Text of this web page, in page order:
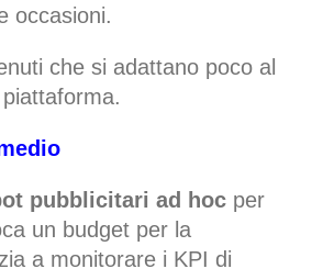
occasioni.
che si adattano poco al
pubblicitari ad hoc per
un budget per la
a monitorare i KPI di